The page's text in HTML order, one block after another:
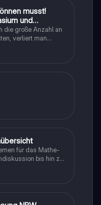
musst!
und
die große Anzahl an
verliert man
ich von den kleinsten
für das Mathe-
bis hin zu
Ideal für die
Inhalten zu